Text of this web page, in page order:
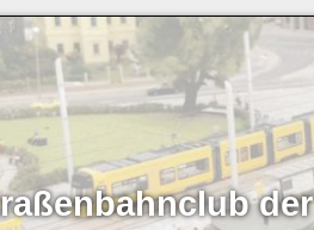
der